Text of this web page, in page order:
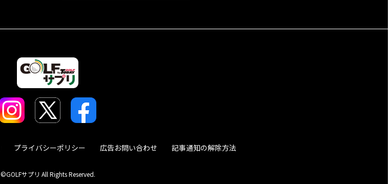
プライバシーポリシー 広告お問い合わせ 記事通知の解除方法
©GOLFサプリ All Rights Reserved.